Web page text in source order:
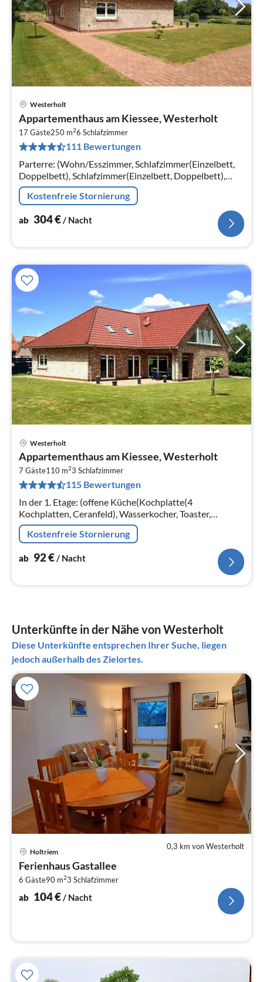
Westerholt
Appartementhaus am Kiessee, Westerholt
17 Gäste250 m26 Schlafzimmer
111 Bewertungen
Parterre: (Wohn/Esszimmer, Schlafzimmer(Einzelbett,
Doppelbett), Schlafzimmer(Einzelbett, Doppelbett),
Schlafzimmer(Doppelschlafcouch, Etagenbett)
Kostenfreie Stornierung
ab 304€/ Nacht
Westerholt
Appartementhaus am Kiessee, Westerholt
7 Gäste110 m23 Schlafzimmer
115 Bewertungen
In der 1. Etage: (offene Küche(Kochplatte(4
Kochplatten, Ceranfeld), Wasserkocher, Toaster,
Kaffeemaschine, Backofen, Mikrowelle, Spülmaschine,
Kühl-/Gefrierkombination)
Kostenfreie Stornierung
ab 92€/ Nacht
Unterkünfte in der Nähe von Westerholt
Diese Unterkünfte entsprechen Ihrer Suche, liegen
jedoch außerhalb des Zielortes.
0,3 km von Westerholt
Holtriem
Ferienhaus Gastallee
6 Gäste90 m23 Schlafzimmer
ab 104€/ Nacht